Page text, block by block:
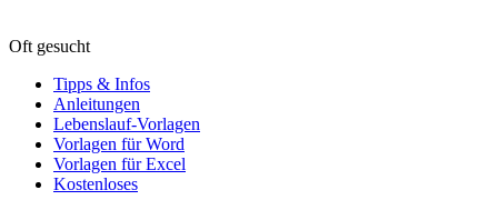
Oft gesucht
Tipps & Infos
Anleitungen
Lebenslauf-Vorlagen
Vorlagen für Word
Vorlagen für Excel
Kostenloses